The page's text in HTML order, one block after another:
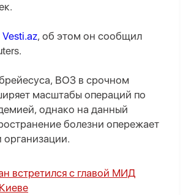
Vesti.az, об этом он сообщил
ВОЗ в срочном
масштабы операций по
однако на данный
болезни опережает
встретился с главой МИД